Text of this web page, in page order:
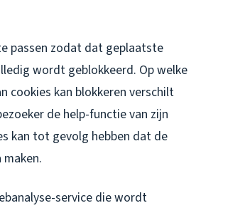
passen zodat dat geplaatste
wordt geblokkeerd. Op welke
cookies kan blokkeren verschilt
de help-functie van zijn
kan tot gevolg hebben dat de
service die wordt